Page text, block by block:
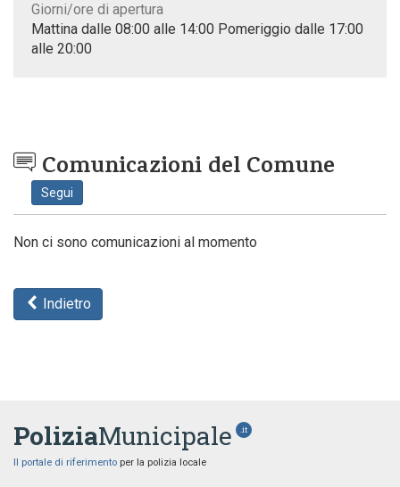
Giorni/ore di apertura
Mattina dalle 08:00 alle 14:00 Pomeriggio dalle 17:00
alle 20:00
Comunicazioni del Comune
Segui
Non ci sono comunicazioni al momento
Indietro
PoliziaMunicipale .it
Il portale di riferimento per la polizia locale